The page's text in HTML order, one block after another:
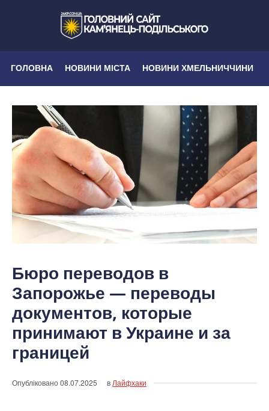
ГОЛОВНА НОВИНИ МІСТА НОВИНИ ХМЕЛЬНИЧЧИНИ
Бюро переводов в
Запорожье — переводы
документов, которые
принимают в Украине и за
границей
Опубліковано08.07.2025 в Лайфхаки